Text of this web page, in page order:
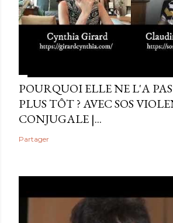
POURQUOI ELLE NE L'A
PLUS TÔT ? AVEC SOS
CONJUGALE |...
Partager